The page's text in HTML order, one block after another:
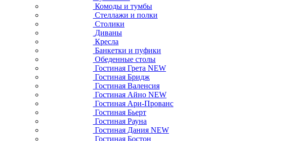
Комоды и тумбы
Стеллажи и полки
Столики
Диваны
Кресла
Банкетки и пуфики
Обеденные столы
Гостиная Грета NEW
Гостиная Бридж
Гостиная Валенсия
Гостиная Айно NEW
Гостиная Ари-Прованс
Гостиная Бьерт
Гостиная Рауна
Гостиная Дания NEW
Гостиная Бостон